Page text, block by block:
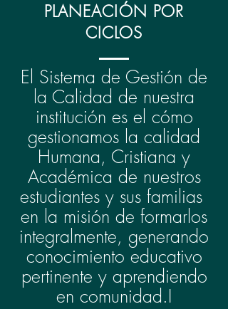
PLANEACIÓN POR
CICLOS
El Sistema de Gestión de
la Calidad de nuestra
institución es el cómo
gestionamos la calidad
Humana, Cristiana y
Académica de nuestros
estudiantes y sus familias
en la misión de formarlos
integralmente, generando
conocimiento educativo
pertinente y aprendiendo
en comunidad.I